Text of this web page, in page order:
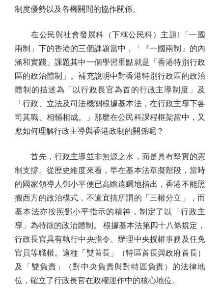
制度優勢以及各機關間的協作關係。
在公民與社會發展科（下稱公民科）主題1「一國
兩制」下的香港的三個課題當中，「『一國兩制』的內
涵和實踐」課題其中一個學習重點就是「香港特別行政
區的政治體制」。補充說明中對香港特別行政區的政治
體制的描述為「以行政長官為首的行政主導制度」及
「行政、立法及司法機關根據基本法，在行政主導下各
司其職、相輔相成。」那麼在公民科課程框架當中，又
應如何理解行政主導與香港政制的關係呢？
首先，行政主導並非無源之水，而是具有堅實的憲
制支撐。從歷史維度來看，早在基本法草擬階段，當時
的國家領導人鄧小平便已高瞻遠矚地指出，香港不能照
搬西方的政治模式，不適宜搞所謂的「三權分立」，而
基本法亦按照鄧小平指示的精神，制定了以「行政主
導」為特徵的政治體制。 根據基本法第四十八條規定，
行政長官具有執行中央指令、辦理中央授權事務及任免
官員等職權。這種「雙首長」（特區首長與政府首長）
及「雙負責」（對中央負責與對特區負責）的法律地
位，確立了行政長官在政權運作中的核心地位。